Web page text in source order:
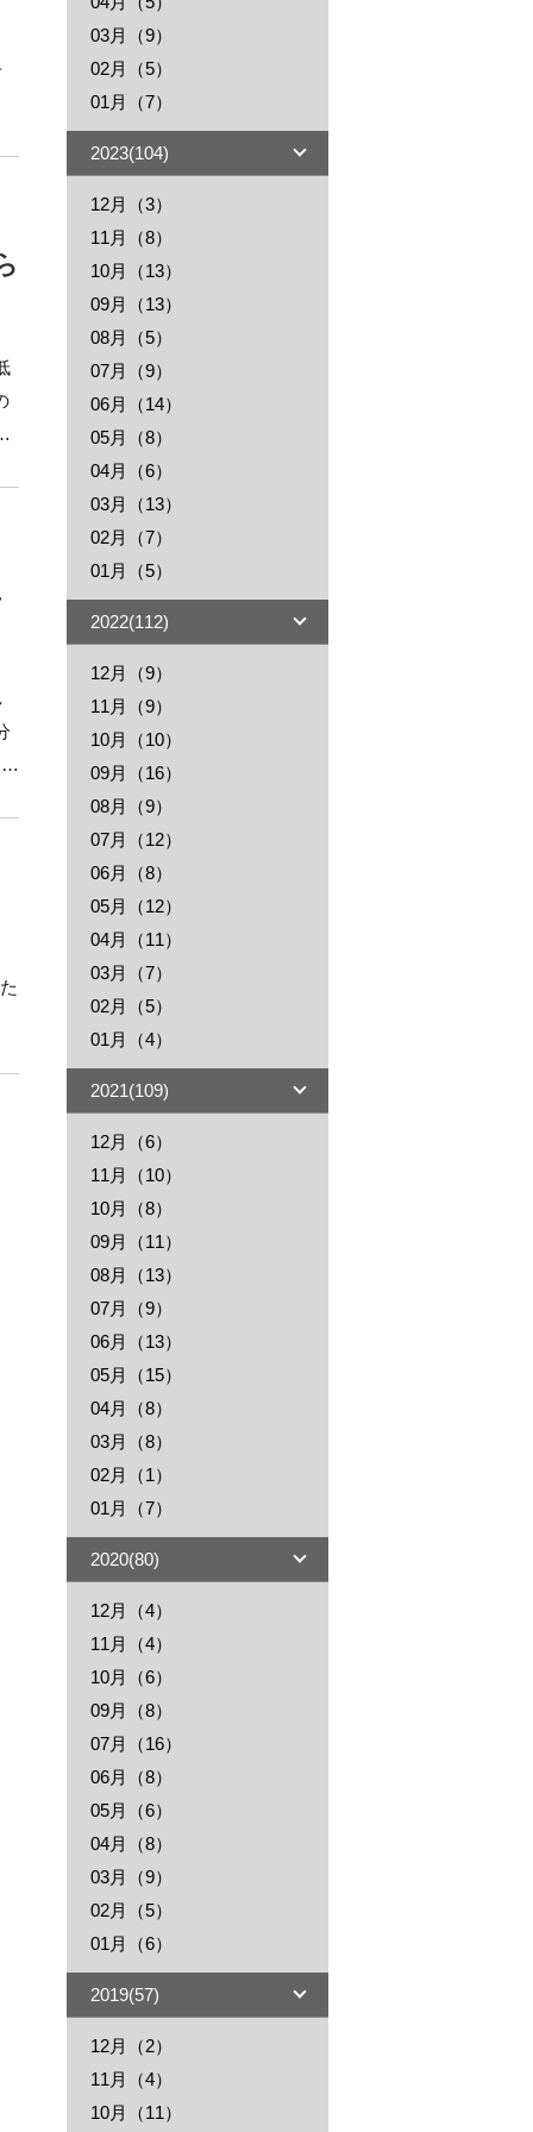
03月（9）
02月（5）
01月（7）
2023(104)
12月（3）
11月（8）
10月（13）
09月（13）
08月（5）
07月（9）
06月（14）
05月（8）
04月（6）
03月（13）
02月（7）
01月（5）
2022(112)
12月（9）
11月（9）
10月（10）
09月（16）
08月（9）
07月（12）
06月（8）
05月（12）
04月（11）
03月（7）
02月（5）
01月（4）
2021(109)
12月（6）
11月（10）
10月（8）
09月（11）
08月（13）
07月（9）
06月（13）
05月（15）
04月（8）
03月（8）
02月（1）
01月（7）
2020(80)
12月（4）
11月（4）
10月（6）
09月（8）
07月（16）
06月（8）
05月（6）
04月（8）
03月（9）
02月（5）
01月（6）
2019(57)
12月（2）
11月（4）
10月（11）